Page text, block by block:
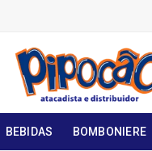
BEBIDAS BOMBONIERE